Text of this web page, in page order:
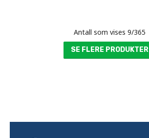
Antall som vises 9/365
SE FLERE PRODUKTER